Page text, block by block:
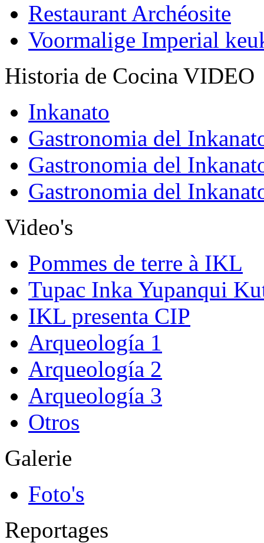
Restaurant Archéosite
Voormalige Imperial
Historia de Cocina VIDEO
Inkanato
Gastronomia del
Gastronomia del
Gastronomia del
Video's
Pommes de terre à IKL
Tupac Inka Yupanqui
IKL presenta CIP
Arqueología 1
Arqueología 2
Arqueología 3
Otros
Galerie
Foto's
Reportages